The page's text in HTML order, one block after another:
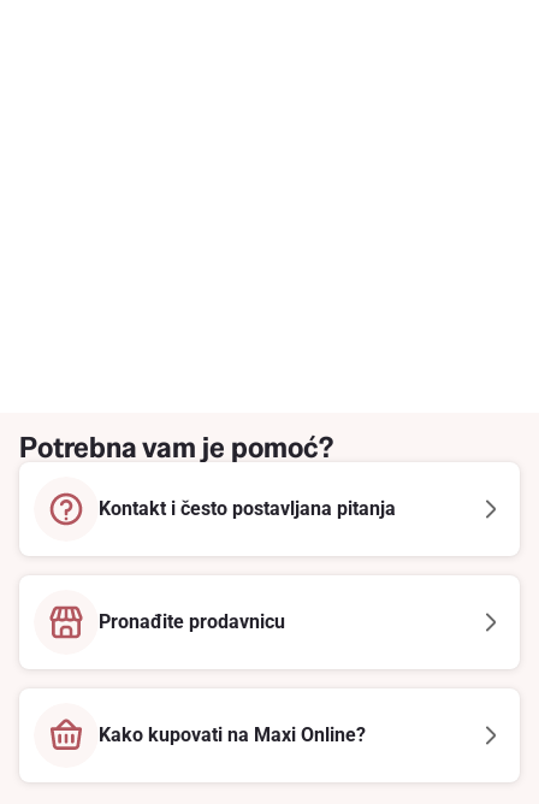
Potrebna vam je pomoć?
Kontakt i često postavljana pitanja
Pronađite prodavnicu
Kako kupovati na Maxi Online?